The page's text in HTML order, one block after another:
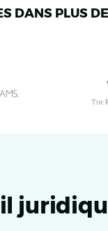
DANS PLUS